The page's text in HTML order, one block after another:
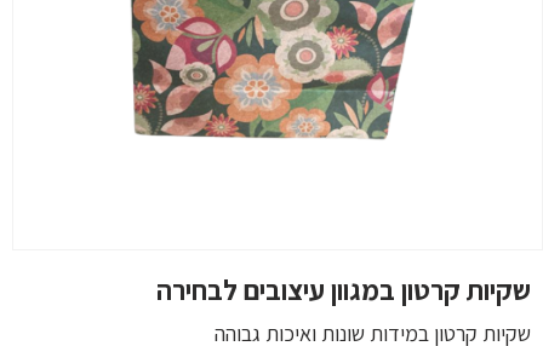
שקיות קרטון במגוון עיצובים לבחירה
שקיות קרטון במידות שונות ואיכות גבוהה